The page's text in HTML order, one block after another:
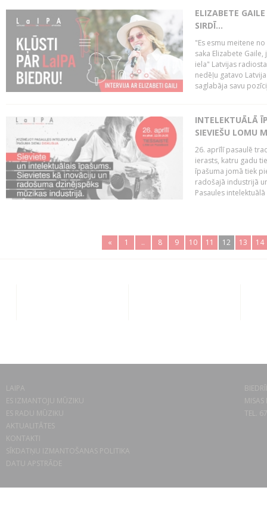
ELIZABETE
SIRDĪ...
"Es esmu meitene
saka Elizabete
iela" Latvijas
nedēļu gatavo
saglabāja savu
INTELEKTUĀLĀ
SIEVIEŠU LOMU
26. aprīlī pasaulē
ierasts, katru gadu
īpašuma jomā tiek
radošajā industrijā
Pasaules
« 1 .. 8 9 10 11 12 13 14
LAIPA
ES IZMANTOJU MŪZIKU
ES RADU MŪZIKU
AKTUALITĀTES
KONTAKTI
SĪKDATŅU IZMANTOŠANAS POLITIKA
DATU APSTRĀDE
TEL.